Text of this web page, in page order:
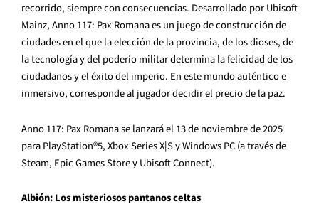
recorrido, siempre con consecuencias. Desarrollado por Ubisoft
Mainz, Anno 117: Pax Romana es un juego de construcción de
ciudades en el que la elección de la provincia, de los dioses, de
la tecnología y del poderío militar determina la felicidad de los
ciudadanos y el éxito del imperio. En este mundo auténtico e
inmersivo, corresponde al jugador decidir el precio de la paz.
Anno 117: Pax Romana se lanzará el 13 de noviembre de 2025
para PlayStation®5, Xbox Series X|S y Windows PC (a través de
Steam, Epic Games Store y Ubisoft Connect).
Albión: Los misteriosos pantanos celtas